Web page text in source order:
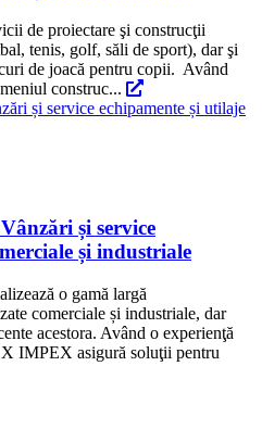
de proiectare şi construcţii
tenis, golf, săli de sport), dar şi
de joacă pentru copii. Având
construc...
și service
și industriale
o gamă largă
comerciale și industriale, dar
acestora. Având o experienţă
IMPEX asigură soluţii pentru